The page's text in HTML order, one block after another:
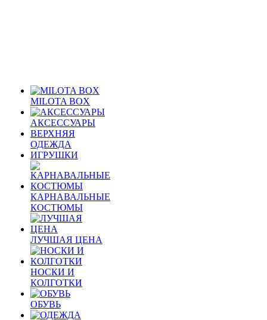
MILOTA BOX
АКСЕССУАРЫ
ВЕРХНЯЯ
ОДЕЖДА
ИГРУШКИ
КАРНАВАЛЬНЫЕ
КОСТЮМЫ
ЛУЧШАЯ ЦЕНА
НОСКИ И
КОЛГОТКИ
ОБУВЬ